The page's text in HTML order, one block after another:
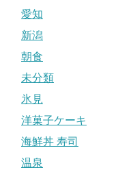
愛知
新潟
朝食
未分類
氷見
洋菓子ケーキ
海鮮丼 寿司
温泉